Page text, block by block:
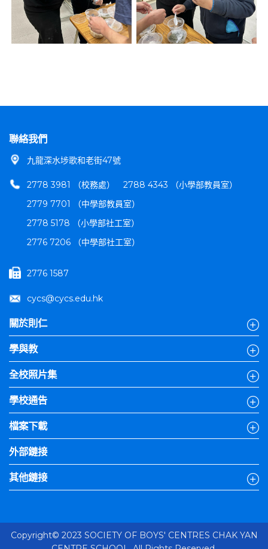
聯絡我們
九龍深水埗歌和老街47號
2778 3981 （校務處）
2788 4343 （小學部教員室）
2779 7701 （中學部教員室）
2778 5178 （小學部社工室）
2776 7206 （中學部社工室）
2776 1587
cycs@cycs.edu.hk
關於則仁
學與教
全校照片集
學校通告
檔案下載
外部鏈接
其他鏈接
Copyright© 2023 SOCIETY OF BOYS' CENTRES CHAK YAN